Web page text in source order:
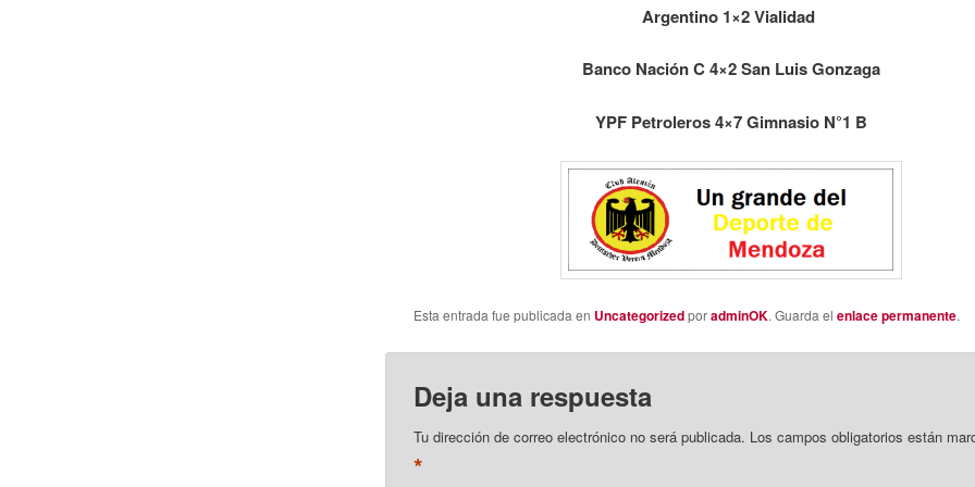
Argentino 1×2 Vialidad
Banco Nación C 4×2 San Luis Gonzaga
YPF Petroleros 4×7 Gimnasio N°1 B
Esta entrada fue publicada en UncategorizedporadminOK. Guarda el enlace permanente.
Deja una respuesta
Tu dirección de correo electrónico no será publicada. Los campos obligatorios están
*